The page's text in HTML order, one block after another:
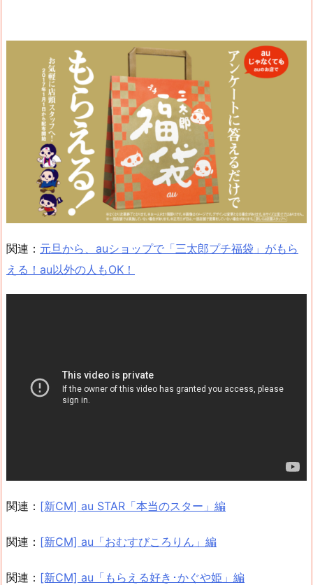
関連： 元旦から、auショップで「三太郎プチ福袋」がもら
える！au以外の人もOK！
関連： [新CM] au STAR「本当のスター」編
関連： [新CM] au「おむすびころりん」編
関連： [新CM] au「もらえる好き･かぐや姫」編